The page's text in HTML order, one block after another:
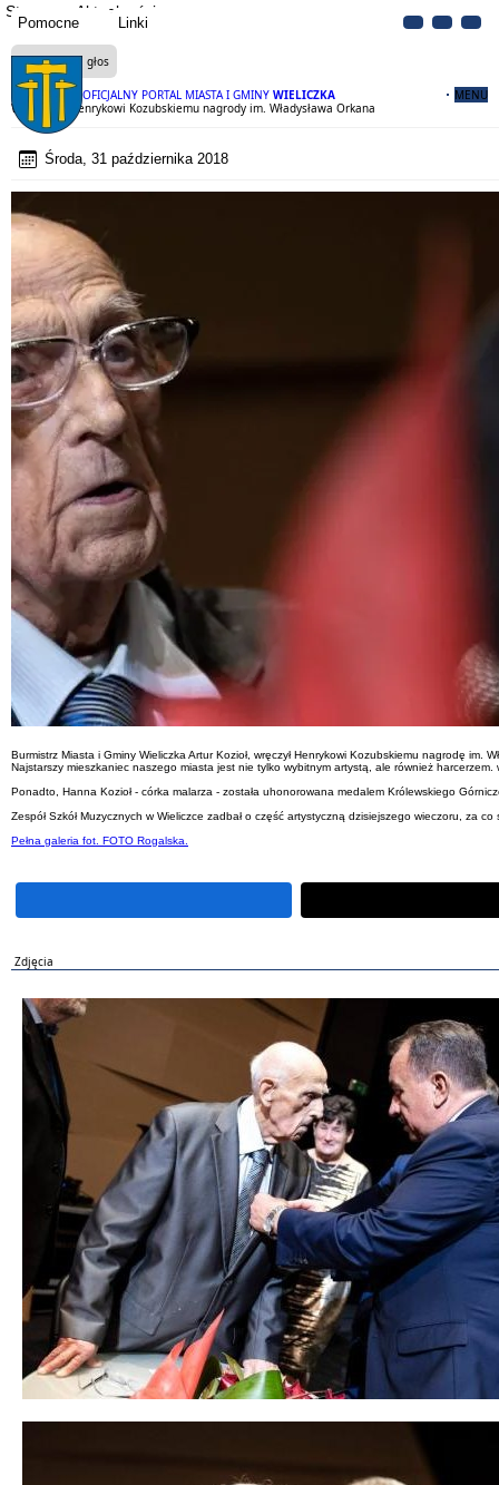
Pomocne Linki
OFICJALNY PORTAL MIASTA I GMINY WIELICZKA MENU
Strona Aktualności
Czytaj na głos
Wręczenie Henrykowi Kozubskiemu nagrody im. Władysława Orkana
Środa, 31 października 2018
Burmistrz Miasta i Gminy Wieliczka Artur Kozioł, wręczył Henrykowi Kozubskiemu nagrodę
Najstarszy mieszkaniec naszego miasta jest nie tylko wybitnym artystą, ale również
Ponadto, Hanna Kozioł - córka malarza - została uhonorowana medalem Królewskiego
Zespół Szkół Muzycznych w Wieliczce zadbał o część artystyczną dzisiejszego wieczoru, za
Pełna galeria fot. FOTO Rogalska.
Zdjęcia